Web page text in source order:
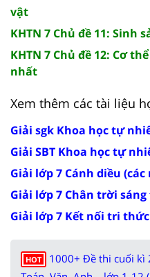
vật
KHTN 7 Chủ đề 11: Sinh
KHTN 7 Chủ đề 12: Cơ
nhất
Xem thêm các tài liệu
Giải sgk Khoa học tự
Giải SBT Khoa học tự
Giải lớp 7 Cánh diều (các
Giải lớp 7 Chân trời
Giải lớp 7 Kết nối tri
HOT
1000+ Đề thi cuối kì